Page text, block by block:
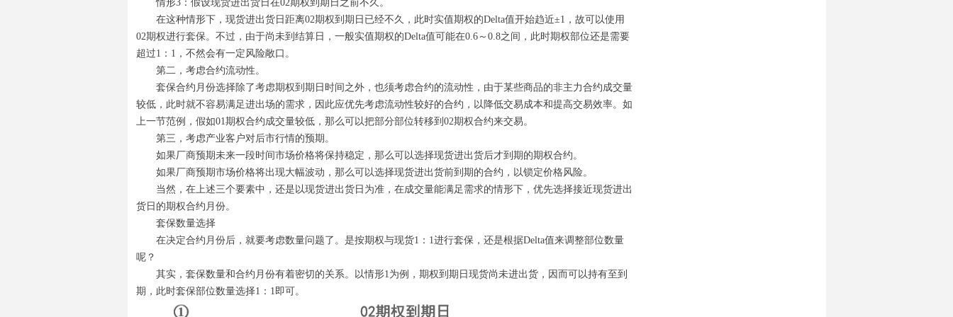
情形3：假设现货进出货日在02期权到期日之前不久。
在这种情形下，现货进出货日距离02期权到期日已经不久，此时实值期权的Delta值开始趋近±1，故可以使用
02期权进行套保。不过，由于尚未到结算日，一般实值期权的Delta值可能在0.6～0.8之间，此时期权部位还是需要
超过1：1，不然会有一定风险敞口。
第二，考虑合约流动性。
套保合约月份选择除了考虑期权到期日时间之外，也须考虑合约的流动性，由于某些商品的非主力合约成交量
较低，此时就不容易满足进出场的需求，因此应优先考虑流动性较好的合约，以降低交易成本和提高交易效率。如
上一节范例，假如01期权合约成交量较低，那么可以把部分部位转移到02期权合约来交易。
第三，考虑产业客户对后市行情的预期。
如果厂商预期未来一段时间市场价格将保持稳定，那么可以选择现货进出货后才到期的期权合约。
如果厂商预期市场价格将出现大幅波动，那么可以选择现货进出货前到期的合约，以锁定价格风险。
当然，在上述三个要素中，还是以现货进出货日为准，在成交量能满足需求的情形下，优先选择接近现货进出
货日的期权合约月份。
套保数量选择
在决定合约月份后，就要考虑数量问题了。是按期权与现货1：1进行套保，还是根据Delta值来调整部位数量
呢？
其实，套保数量和合约月份有着密切的关系。以情形1为例，期权到期日现货尚未进出货，因而可以持有至到
期，此时套保部位数量选择1：1即可。